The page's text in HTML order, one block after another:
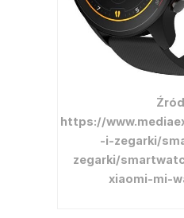
https://
-i-zegarki/
zegarki/
xiaomi-mi-